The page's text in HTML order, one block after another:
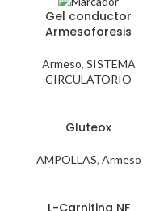
Gel conductor
Armesoforesis
Armeso, SISTEMA
CIRCULATORIO
Gluteox
AMPOLLAS, Armeso
L-Carnitina NF